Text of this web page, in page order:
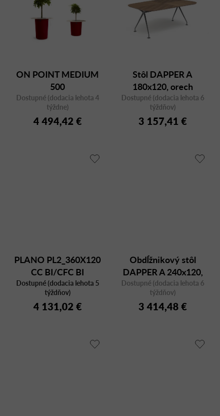
ON POINT MEDIUM
500
Dostupné (dodacia lehota 4
týždne)
4 494,42 €
Stôl DAPPER A
180x120, orech
Dostupné (dodacia lehota 6
týždňov)
3 157,41 €
PLANO PL2_360X120
CC BI/CFC BI
Dostupné (dodacia lehota 5
týždňov)
4 131,02 €
Obdĺžnikový stôl
DAPPER A 240x120,
orech
Dostupné (dodacia lehota 6
týždňov)
3 414,48 €